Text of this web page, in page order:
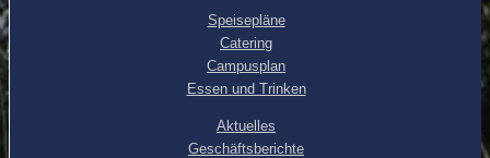
Speisepläne
Catering
Campusplan
Essen und Trinken
Aktuelles
Geschäftsberichte